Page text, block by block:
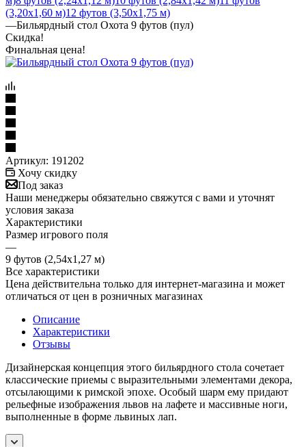
(3,20х1,60 м)12 футов (3,50х1,75 м)
—Бильярдный стол Охота 9 футов (пул)
Скидка!
Финальная цена!
Артикул: 191202
Хочу скидку
Под заказ
Наши менеджеры обязательно свяжутся с вами и уточнят
условия заказа
Характеристики
Размер игрового поля
—
9 футов (2,54х1,27 м)
Все характеристики
Цена действительна только для интернет-магазина и может
отличаться от цен в розничных магазинах
Описание
Характеристики
Отзывы
Дизайнерская концепция этого бильярдного стола сочетает
классические приемы с выразительными элементами декора,
отсылающими к римской эпохе. Особый шарм ему придают
рельефные изображения львов на лафете и массивные ноги,
выполненные в форме львиных лап.